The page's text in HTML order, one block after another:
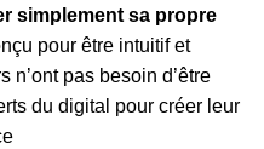
simplement sa propre
pour être intuitif et
n’ont pas besoin d’être
du digital pour créer leur
e